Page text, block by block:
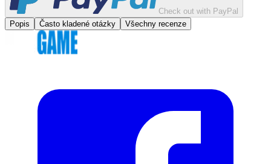
Check out with PayPal
Popis
Často kladené otázky Všechny recenze